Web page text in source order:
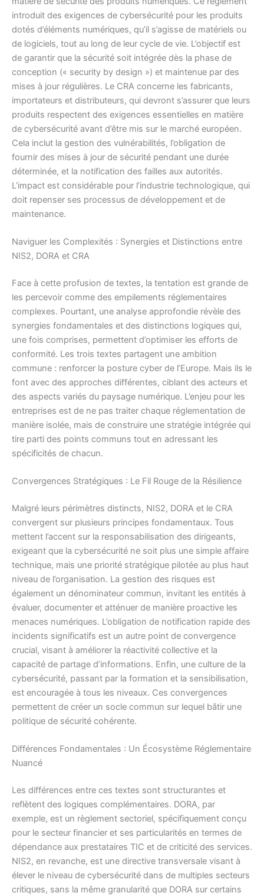
introduit des exigences de cybersécurité pour les produits
dotés d’éléments numériques, qu’il s’agisse de matériels ou
de logiciels, tout au long de leur cycle de vie. L’objectif est
de garantir que la sécurité soit intégrée dès la phase de
conception (« security by design ») et maintenue par des
mises à jour régulières. Le CRA concerne les fabricants,
importateurs et distributeurs, qui devront s’assurer que leurs
produits respectent des exigences essentielles en matière
de cybersécurité avant d’être mis sur le marché européen.
Cela inclut la gestion des vulnérabilités, l’obligation de
fournir des mises à jour de sécurité pendant une durée
déterminée, et la notification des failles aux autorités.
L’impact est considérable pour l’industrie technologique, qui
doit repenser ses processus de développement et de
maintenance.
Naviguer les Complexités : Synergies et Distinctions entre
NIS2, DORA et CRA
Face à cette profusion de textes, la tentation est grande de
les percevoir comme des empilements réglementaires
complexes. Pourtant, une analyse approfondie révèle des
synergies fondamentales et des distinctions logiques qui,
une fois comprises, permettent d’optimiser les efforts de
conformité. Les trois textes partagent une ambition
commune : renforcer la posture cyber de l’Europe. Mais ils le
font avec des approches différentes, ciblant des acteurs et
des aspects variés du paysage numérique. L’enjeu pour les
entreprises est de ne pas traiter chaque réglementation de
manière isolée, mais de construire une stratégie intégrée qui
tire parti des points communs tout en adressant les
spécificités de chacun.
Convergences Stratégiques : Le Fil Rouge de la Résilience
Malgré leurs périmètres distincts, NIS2, DORA et le CRA
convergent sur plusieurs principes fondamentaux. Tous
mettent l’accent sur la responsabilisation des dirigeants,
exigeant que la cybersécurité ne soit plus une simple affaire
technique, mais une priorité stratégique pilotée au plus haut
niveau de l’organisation. La gestion des risques est
également un dénominateur commun, invitant les entités à
évaluer, documenter et atténuer de manière proactive les
menaces numériques. L’obligation de notification rapide des
incidents significatifs est un autre point de convergence
crucial, visant à améliorer la réactivité collective et la
capacité de partage d’informations. Enfin, une culture de la
cybersécurité, passant par la formation et la sensibilisation,
est encouragée à tous les niveaux. Ces convergences
permettent de créer un socle commun sur lequel bâtir une
politique de sécurité cohérente.
Différences Fondamentales : Un Écosystème Réglementaire
Nuancé
Les différences entre ces textes sont structurantes et
reflètent des logiques complémentaires. DORA, par
exemple, est un règlement sectoriel, spécifiquement conçu
pour le secteur financier et ses particularités en termes de
dépendance aux prestataires TIC et de criticité des services.
NIS2, en revanche, est une directive transversale visant à
élever le niveau de cybersécurité dans de multiples secteurs
critiques, sans la même granularité que DORA sur certains